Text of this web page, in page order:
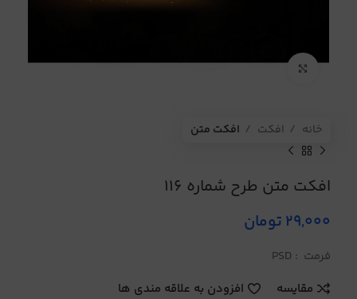
خانه افکت افکت متن
افکت متن طرح شماره 116
29,000تومان
فرمت : PSD
مقایسه
افزودن به علاقه مندی ها